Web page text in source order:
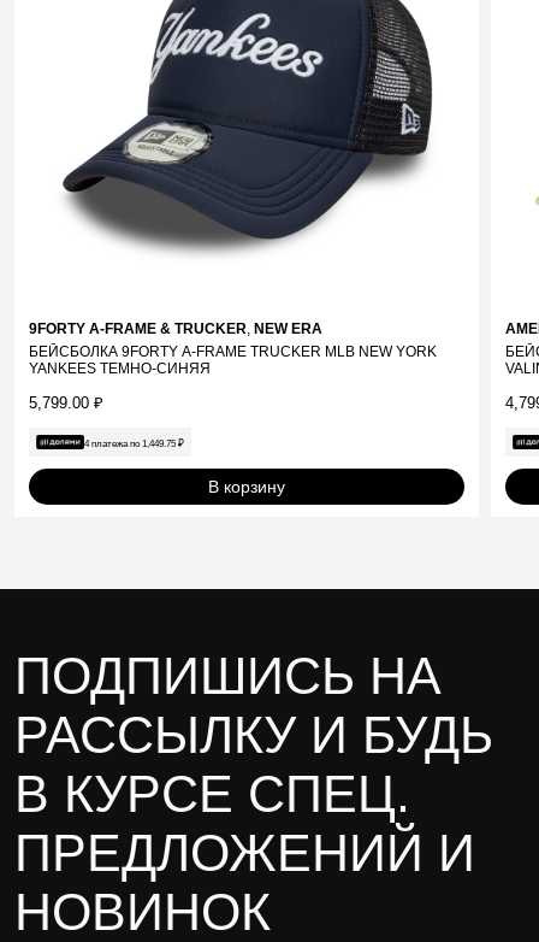
9FORTY A-FRAME & TRUCKER, NEW ERA
БЕЙСБОЛКА 9FORTY A-FRAME TRUCKER MLB NEW YORK
YANKEES ТЕМНО-СИНЯЯ
5,799.00 ₽
4 платежа по 1,449.75 ₽
В корзину
ПОДПИШИСЬ НА
РАССЫЛКУ И БУДЬ
В КУРСЕ СПЕЦ.
ПРЕДЛОЖЕНИЙ И
НОВИНОК